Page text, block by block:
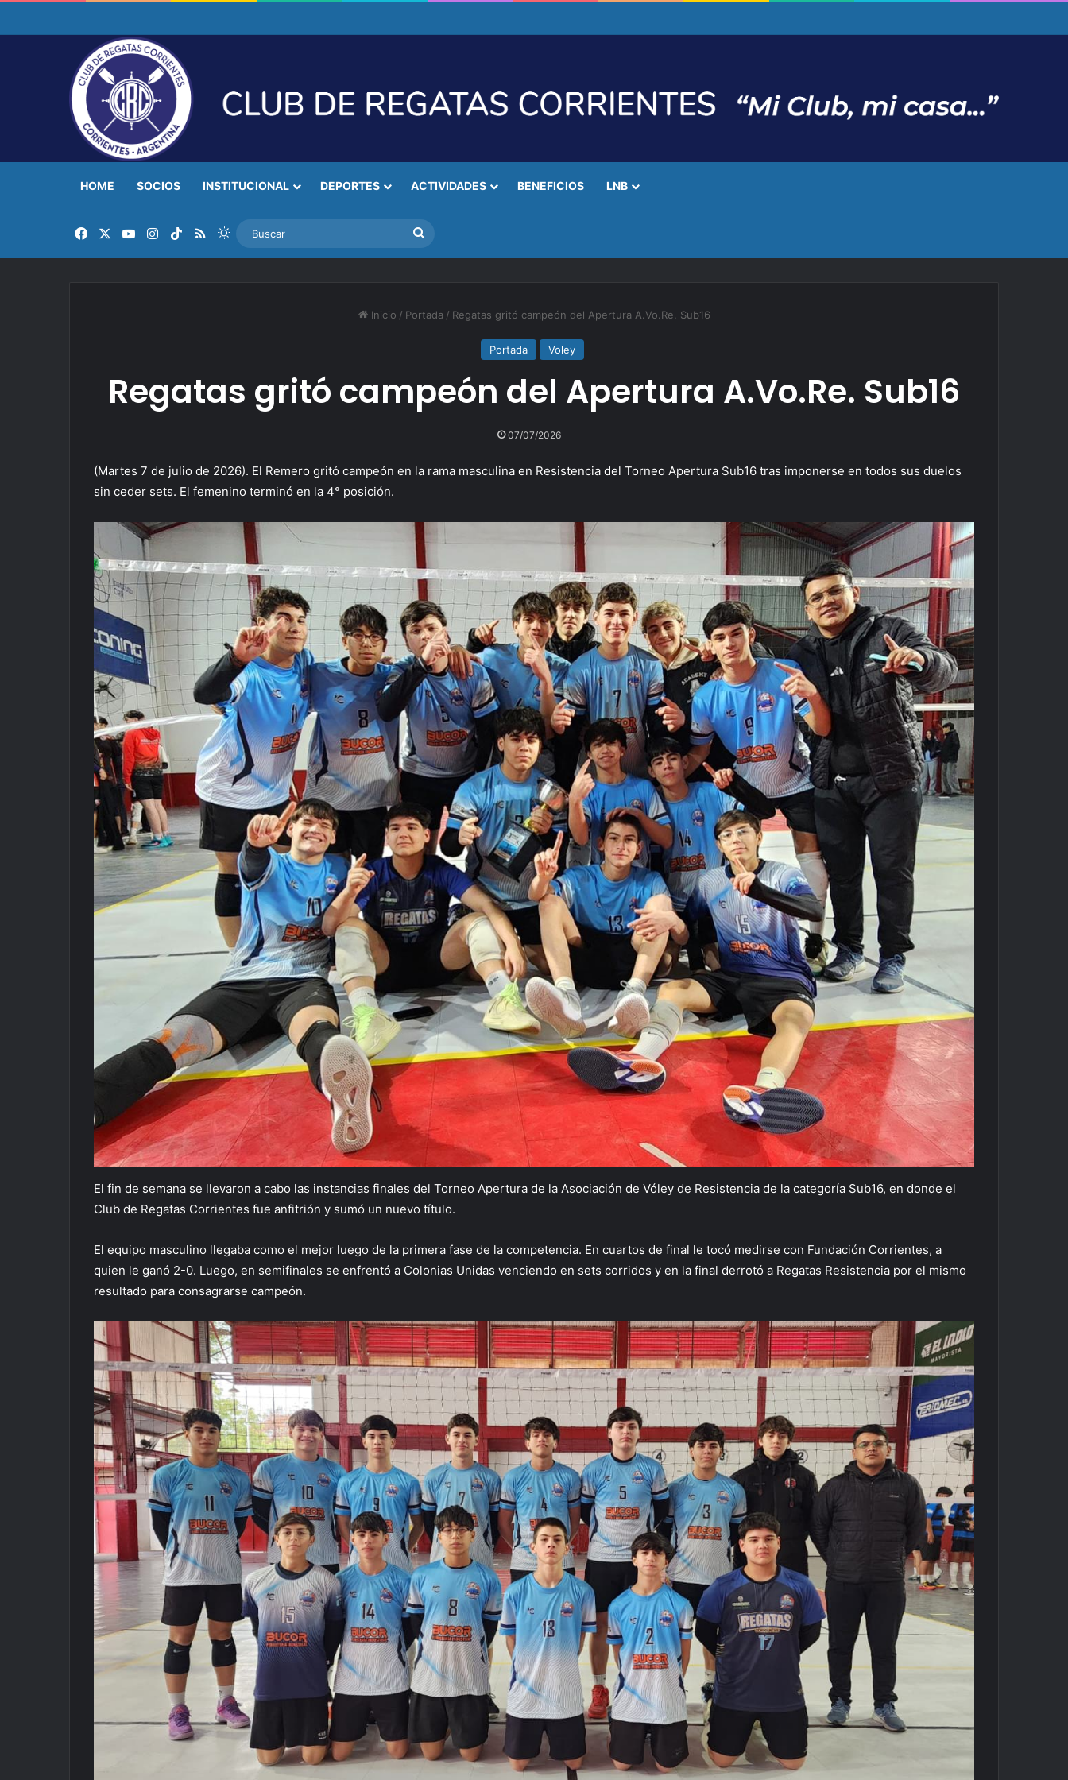
HOME SOCIOS INSTITUCIONAL DEPORTES ACTIVIDADES BENEFICIOS LNB
FacebookYouTubeInstagram
TikTok
RSSSwitch skin Buscar
Inicio / Portada / Regatas gritó campeón del Apertura A.Vo.Re. Sub16
Portada Voley
Regatas gritó campeón del Apertura A.Vo.Re. Sub16
07/07/2026
(Martes 7 de julio de 2026). El Remero gritó campeón en la rama masculina en Resistencia del Torneo Apertura Sub16 tras imponerse en todos sus duelos
sin ceder sets. El femenino terminó en la 4° posición.
El fin de semana se llevaron a cabo las instancias finales del Torneo Apertura de la Asociación de Vóley de Resistencia de la categoría Sub16, en donde el
Club de Regatas Corrientes fue anfitrión y sumó un nuevo título.
El equipo masculino llegaba como el mejor luego de la primera fase de la competencia. En cuartos de final le tocó medirse con Fundación Corrientes, a
quien le ganó 2-0. Luego, en semifinales se enfrentó a Colonias Unidas venciendo en sets corridos y en la final derrotó a Regatas Resistencia por el mismo
resultado para consagrarse campeón.